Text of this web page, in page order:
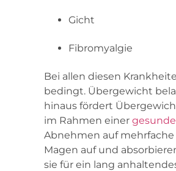
Gicht
Fibromyalgie
Bei allen diesen
bedingt. Übergewicht
hinaus fördert
im Rahmen einer
Abnehmen auf mehrfache
Magen auf und
sie für ein lang